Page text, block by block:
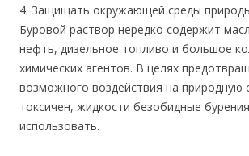
4. Защищать окружающей среды
Буровой раствор нередко содержит
нефть, дизельное топливо и большое
химических агентов. В целях
возможного воздействия на природную
токсичен, жидкости безобидные
использовать.